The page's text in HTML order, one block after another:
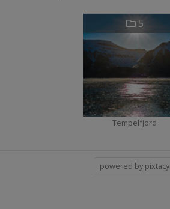
5
Tempelfjord
powered by pixtacy